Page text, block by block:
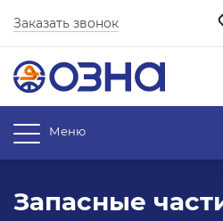
Заказать звонок
Меню
Запасные